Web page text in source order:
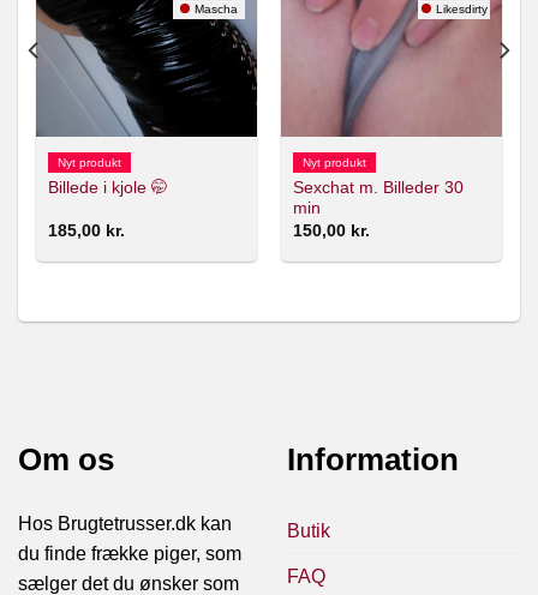
Mascha
Nyt produkt
Billede i kjole 🤭
185,00 kr.
Likesdirty
Nyt produkt
Sexchat m. Billeder 30
min
150,00 kr.
Om os
Hos Brugtetrusser.dk kan
du finde frække piger, som
sælger det du ønsker som
Information
Butik
FAQ